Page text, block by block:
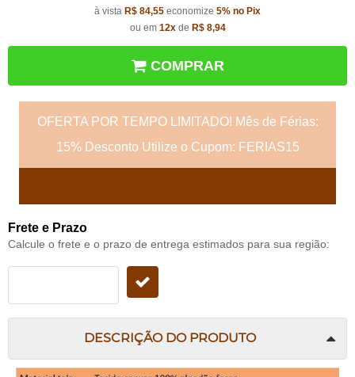
à vista R$ 84,55 economize 5% no Pix
ou em 12xde R$ 8,94
COMPRAR
OFERTA POR TEMPO LIMITADO! Mês de Férias:
15% Desconto Utilize o Cupom: FERIAS15
Frete e Prazo
Calcule o frete e o prazo de entrega estimados para sua região:
DESCRIÇÃO DO PRODUTO